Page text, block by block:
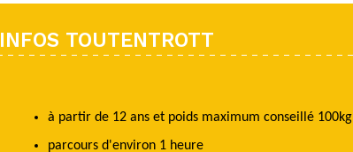
INFOS TOUTENTROTT
à partir de 12 ans et poids maximum conseillé 100kg
parcours d'environ 1 heure